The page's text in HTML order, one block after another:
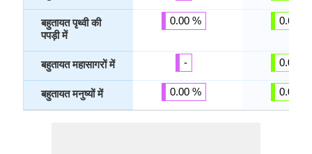
बहुतायत पृथ्वी की
पपड़ी में
बहुतायत महासागरों में
बहुतायत मनुष्यों में
0.00 %
-
0.00 %
0.66 %
0.00 %
0.00 %